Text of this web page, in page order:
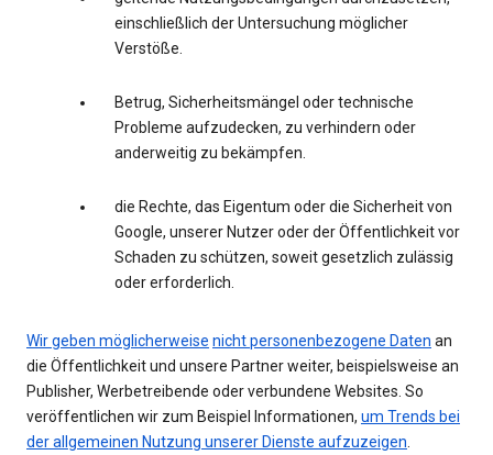
einschließlich der Untersuchung möglicher
Verstöße.
Betrug, Sicherheitsmängel oder technische
Probleme aufzudecken, zu verhindern oder
anderweitig zu bekämpfen.
die Rechte, das Eigentum oder die Sicherheit von
Google, unserer Nutzer oder der Öffentlichkeit vor
Schaden zu schützen, soweit gesetzlich zulässig
oder erforderlich.
Wir geben möglicherweise nicht personenbezogene Daten an
die Öffentlichkeit und unsere Partner weiter, beispielsweise an
Publisher, Werbetreibende oder verbundene Websites. So
veröffentlichen wir zum Beispiel Informationen, um Trends bei
der allgemeinen Nutzung unserer Dienste aufzuzeigen.